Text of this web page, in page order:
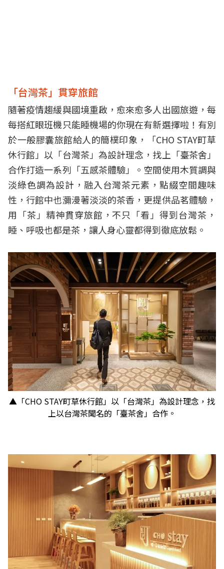
「台灣茶」貫穿旅館
隨著疫情趨緩與國境重啟，愈來愈多人出國旅遊，每
每搭紅眼班機只能睡機場的你現在有新選擇啦！有別
於一般膠囊旅館給人的簡樸印象，「CHO STAY町草
休行館」以「台灣茶」為設計理念，找上「臺茶舍」
合作打造一系列「五感茶體驗」。空間使用木質調與
淡綠色調為設計，融入台灣茶元素，點綴空間趣味
性，行館中也瀰漫著淡淡的茶香，更提供品茗體驗，
用「茶」精神貫穿旅館，不只「看」得到台灣茶，
睡、呼吸也都是茶，讓人身心靈都得到徹底放鬆。
▲「CHO STAY町草休行館」以「台灣茶」為設計理念，找
上以台灣茶聞名的「臺茶舍」合作。